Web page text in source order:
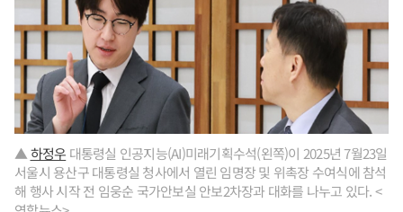
▲하정우 대통령실 인공지능(AI)미래기획수석(왼쪽)이 2025년 7월23일
서울시 용산구 대통령실 청사에서 열린 임명장 및 위촉장 수여식에 참석
해 행사 시작 전 임웅순 국가안보실 안보2차장과 대화를 나누고 있다. <